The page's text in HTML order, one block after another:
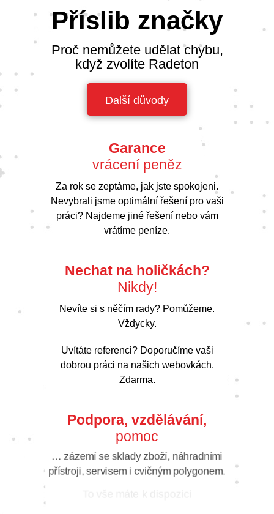
Příslib značky
Proč nemůžete udělat chybu,
když zvolíte Radeton
Další důvody
Garance
vrácení peněz
Za rok se zeptáme, jak jste spokojeni.
Nevybrali jsme optimální řešení pro vaši
práci? Najdeme jiné řešení nebo vám
vrátíme peníze.
Nechat na holičkách?
Nikdy!
Nevíte si s něčím rady? Pomůžeme.
Vždycky.
Uvítáte referenci? Doporučíme vaši
dobrou práci na našich webovkách.
Zdarma.
Podpora, vzdělávání,
pomoc
… zázemí se sklady zboží, náhradními
přístroji, servisem i cvičným polygonem.